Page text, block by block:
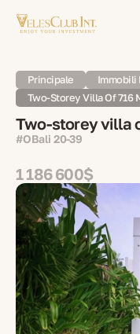
Principale Immobili
Two-Storey Villa Of 716
Two-storey villa
#OBali 20-39
1 186 600$